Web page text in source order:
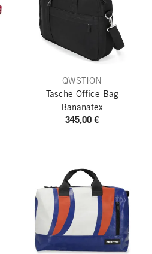
QWSTION
Tasche Office Bag
Bananatex
345,00 €